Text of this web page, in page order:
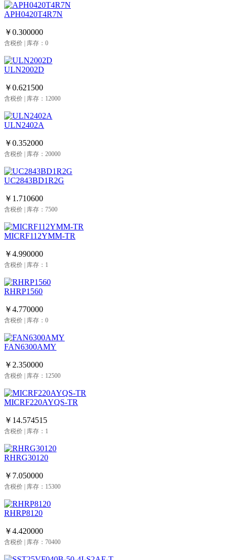
APH0420T4R7N
￥0.300000
含税价 | 库存：0
ULN2002D
￥0.621500
含税价 | 库存：12000
ULN2402A
￥0.352000
含税价 | 库存：20000
UC2843BD1R2G
￥1.710600
含税价 | 库存：7500
MICRF112YMM-TR
￥4.990000
含税价 | 库存：1
RHRP1560
￥4.770000
含税价 | 库存：0
FAN6300AMY
￥2.350000
含税价 | 库存：12500
MICRF220AYQS-TR
￥14.574515
含税价 | 库存：1
RHRG30120
￥7.050000
含税价 | 库存：15300
RHRP8120
￥4.420000
含税价 | 库存：70400